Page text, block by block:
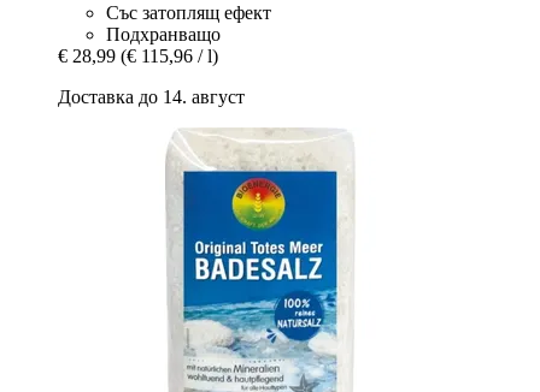
Със затоплящ ефект
Подхранващо
€ 28,99 (€ 115,96 / l)
Доставка до 14. август